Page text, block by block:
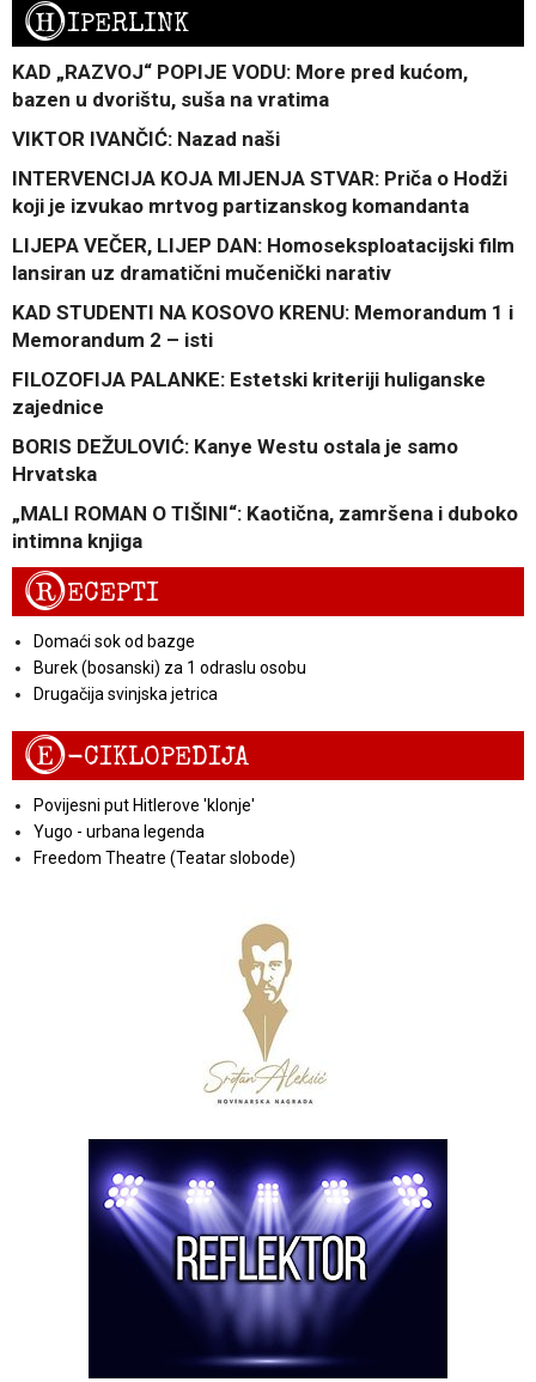
HIPERLINK
KAD „RAZVOJ“ POPIJE VODU: More pred kućom,
bazen u dvorištu, suša na vratima
VIKTOR IVANČIĆ: Nazad naši
INTERVENCIJA KOJA MIJENJA STVAR: Priča o Hodži
koji je izvukao mrtvog partizanskog komandanta
LIJEPA VEČER, LIJEP DAN: Homoseksploatacijski film
lansiran uz dramatični mučenički narativ
KAD STUDENTI NA KOSOVO KRENU: Memorandum 1 i
Memorandum 2 – isti
FILOZOFIJA PALANKE: Estetski kriteriji huliganske
zajednice
BORIS DEŽULOVIĆ: Kanye Westu ostala je samo
Hrvatska
„MALI ROMAN O TIŠINI“: Kaotična, zamršena i duboko
intimna knjiga
RECEPTI
Domaći sok od bazge
Burek (bosanski) za 1 odraslu osobu
Drugačija svinjska jetrica
E-CIKLOPEDIJA
Povijesni put Hitlerove 'klonje'
Yugo - urbana legenda
Freedom Theatre (Teatar slobode)